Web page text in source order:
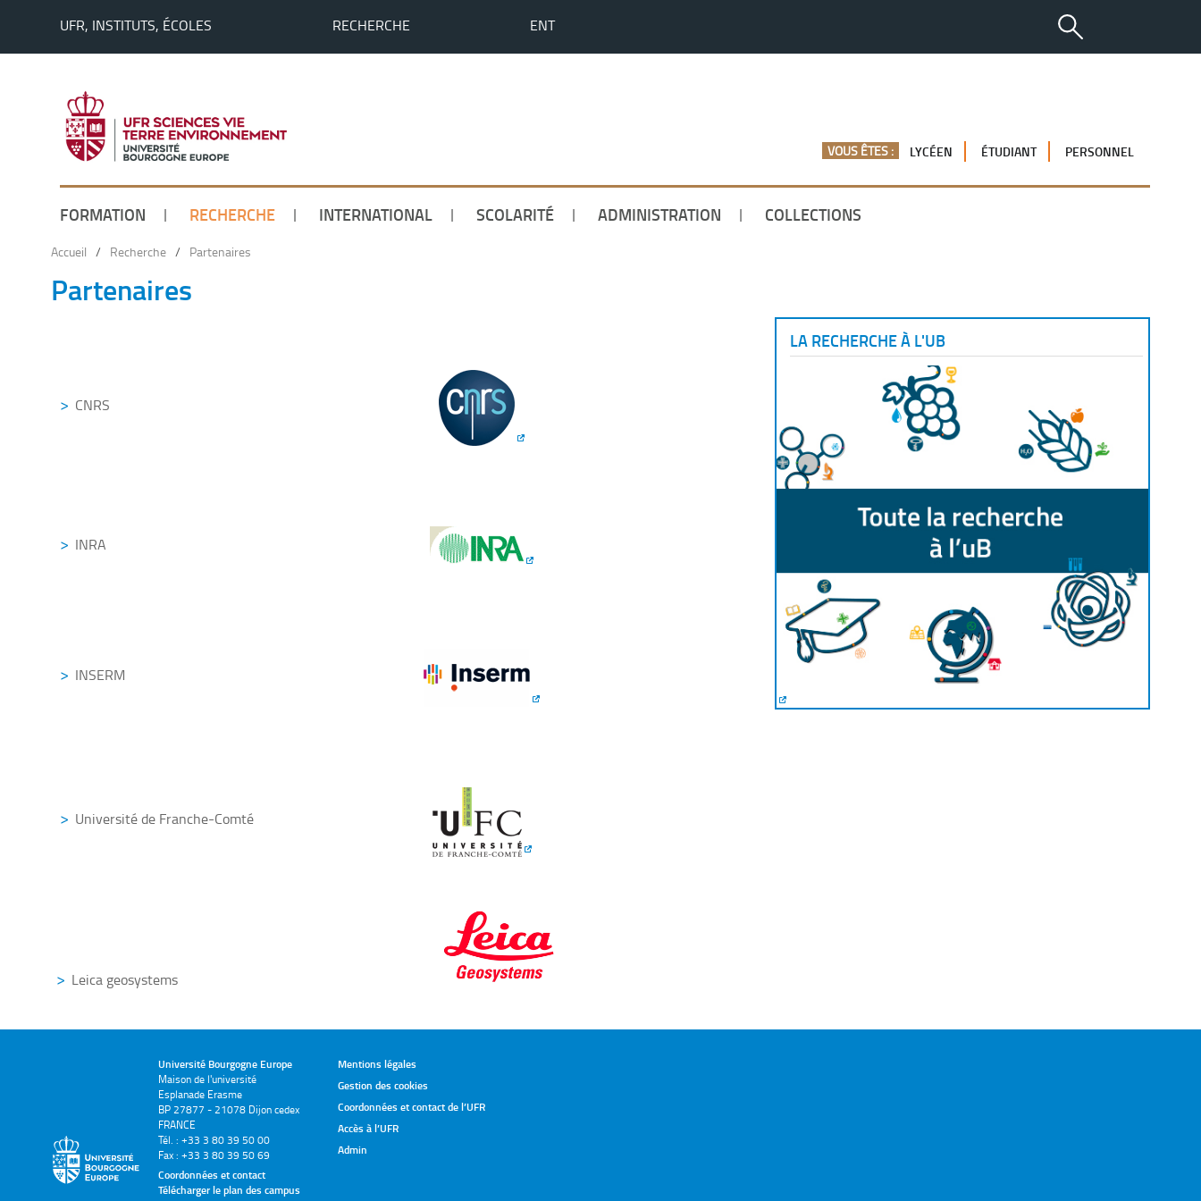
UFR, INSTITUTS, ÉCOLES RECHERCHE ENT
VOUS ÊTES : LYCÉEN ÉTUDIANT PERSONNEL
FORMATION RECHERCHE INTERNATIONAL SCOLARITÉ ADMINISTRATION COLLECTIONS
Accueil / Recherche / Partenaires
Partenaires
CNRS
INRA
INSERM
Université de Franche-Comté
Leica geosystems
LA RECHERCHE À L'UB
Université Bourgogne Europe
Maison de l'université
Esplanade Erasme
BP 27877 - 21078 Dijon cedex
FRANCE
Tél. : +33 3 80 39 50 00
Fax : +33 3 80 39 50 69
Coordonnées et contact
Télécharger le plan des campus
Mentions légales
Gestion des cookies
Coordonnées et contact de l’UFR
Accès à l’UFR
Admin